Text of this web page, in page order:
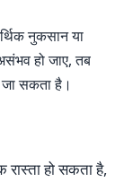
नुकसान या
हो जाए, तब
सकता है।
हो सकता है,